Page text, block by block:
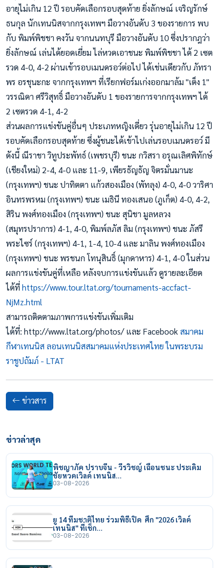
อายุไม่เกิน 12 ปี รอบคัดเลือกรอบสุดท้าย ยิ่งลักษณ์ เจริญรักษ์
ธนกุล นักเทนนิสจากกรุงเทพฯ มือวางอันดับ 3 ของรายการ พบ
กับ พิมพ์พิชชา คงวัน จากนนทบุรี มือวางอันดับ 10 ซึ่งปรากฎว่า
ยิ่งลักษณ์ เล่นได้ยอดเยี่ยม ไล่หวดเอาชนะ พิมพ์พิชชา ได้ 2 เซต
รวด 4-0, 4-2 ผ่านเข้ารอบเมนดรอว์ต่อไป ได้เช่นเดียวกับ ภัทรา
พร อรชุนะกะ จากกรุงเทพฯ ที่เรียกฟอร์มเก่งออกมาล้ม "เต็ง 1"
วรรณิดา ศรีวิสุทธิ์ มือวางอันดับ 1 ของรายการจากกรุงเทพฯ ได้
2 เซตรวด 4-1, 4-2
ส่วนผลการแข่งขันคู่อื่นๆ ประเภทหญิงเดี่ยว รุ่นอายุไม่เกิน 12 ปี
รอบคัดเลือกรอบสุดท้าย ซึ่งผู้ชนะได้เข้าไปเล่นรอบเมนดรอว์ มี
ดังนี้ ณีราชา วิทูประพัทธ์ (เพชรบุรี) ชนะ กวิสรา อรุณเลิศพิทักษ์
(เชียงใหม่) 2-4, 4-0 และ 11-9, เพียรธัญธัญ จิตรมั่นมานะ
(กรุงเทพฯ) ชนะ ปาทิตตา แก้วสองเมือง (พัทลุง) 4-0, 4-0 วาริศา
อินทรพรหม (กรุงเทพฯ) ชนะ เมธินี ทองเสนอ (ภูเก็ต) 4-0, 4-2,
สิริน พงศ์ทองเมือง (กรุงเทพฯ) ชนะ สุนิชา มูลหลวง
(สมุทรปราการ) 4-1, 4-0, พิมพ์ลภัส ลิม (กรุงเทพฯ) ชนะ ภัสรี
พระไซร์ (กรุงเทพฯ) 4-1, 1-4, 10-4 และ มาลิน พงศ์ทองเมือง
(กรุงเทพฯ) ชนะ พรชนก โทนุสินธิ์ (มุกดาหาร) 4-1, 4-0 ในส่วน
ผลการแข่งขันคู่ที่เหลือ หลังจบการแข่งขันแล้ว ดูรายละเอียด
ได้ที่https://www.tour.ltat.org/tournaments-accfact-
NjMz.html
สามารถติดตามภาพการแข่งขันเพิ่มเติม
ได้ที่: http://www.ltat.org/photos/ และ Facebook สมาคม
กีฬาเทนนิส ลอนเทนนิสสมาคมแห่งประเทศไทย ในพระบรม
ราชูปถัมภ์ - LTAT
ข่าวสาร
ข่าวล่าสุด
พิชญาภัค ปราบจีน - วีรวิชญ์ เฉือนชนะ ประเดิม
ชัยหวดเวิลด์ เทนนิส…
03-08-2026
ยู 14 ทีมชาติไทย ร่วมพิธีเปิด ศึก "2026 เวิลด์
เทนนิส" ที่เช็ก…
03-08-2026